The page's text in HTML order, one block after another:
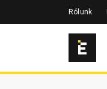
Rólunk